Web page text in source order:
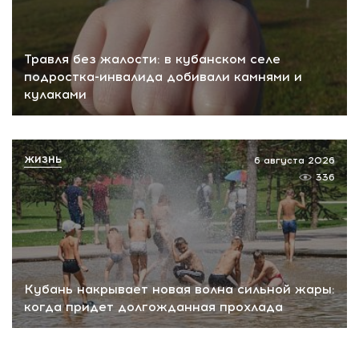
Травля без жалости: в кубанском селе
подростка-инвалида добивали камнями и
кулаками
Кубань накрывает новая волна сильной жары:
когда придет долгожданная прохлада
6 августа 2026
336
ЖИЗНЬ